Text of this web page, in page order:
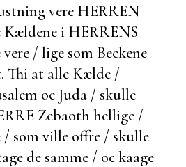
vere HERREN
i HERRENS
/ lige som Beckene
Thi at alle Kælde /
oc Juda / skulle
Zebaoth hellige /
/ som ville offre / skulle
de samme / oc kaage